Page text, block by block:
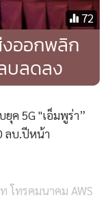
72
ออกพลิก
บลดลง
ค 5G "เอ็มพูร่า”
ลบ.ปีหน้า
โทรคมนาคม AWS